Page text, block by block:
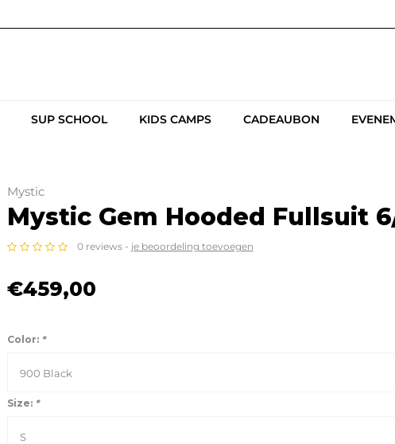
SUP SCHOOL KIDS CAMPS CADEAUBON
Mystic
Mystic Gem Hooded Fullsuit
0 reviews - je beoordeling toevoegen
€459,00
Color: *
900 Black
Size: *
S